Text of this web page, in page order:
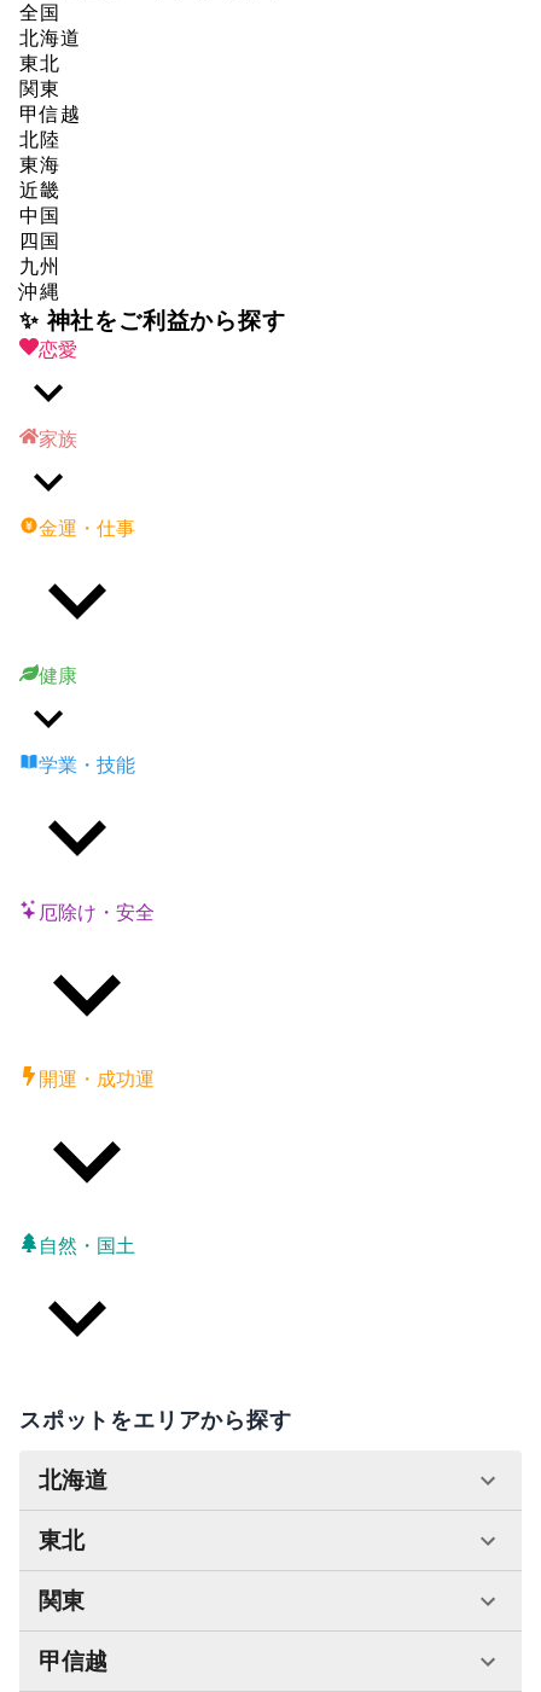
全国
北海道
東北
関東
甲信越
北陸
東海
近畿
中国
四国
九州
沖縄
✨ 神社をご利益から探す
恋愛
家族
金運・仕事
健康
学業・技能
厄除け・安全
開運・成功運
自然・国土
スポットをエリアから探す
北海道
東北
関東
甲信越